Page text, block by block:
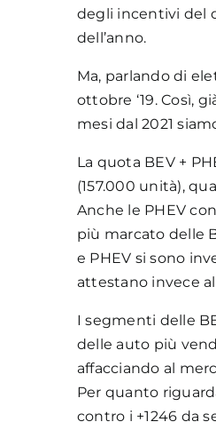
degli incentivi del
dell’anno.
Ma, parlando di
ottobre ‘19. Così,
mesi dal 2021
La quota BEV +
(157.000 unità),
Anche le PHEV
più marcato delle
e PHEV si sono
attestano invece
I segmenti delle
delle auto più
affacciando al
Per quanto
contro i +1246 da